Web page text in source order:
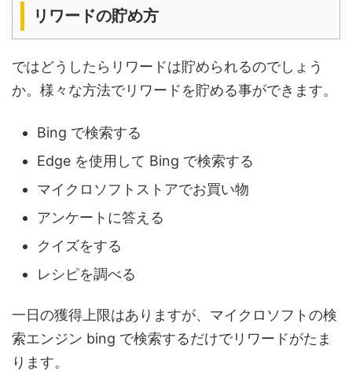
リワードの貯め方
ではどうしたらリワードは貯められるのでしょう
か。様々な方法でリワードを貯める事ができます。
Bing で検索する
Edge を使用して Bing で検索する
マイクロソフトストアでお買い物
アンケートに答える
クイズをする
レシピを調べる
一日の獲得上限はありますが、マイクロソフトの検
索エンジン bing で検索するだけでリワードがたま
ります。